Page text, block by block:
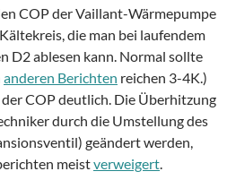
COP der Vaillant-Wärmepumpe
die man bei laufendem
D2 ablesen kann. Normal sollte
anderen Berichten reichen 3-4K.)
COP deutlich. Die Überhitzung
durch die Umstellung des
geändert werden,
meistverweigert.